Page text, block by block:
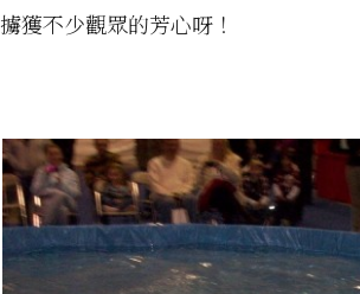
擄獲不少觀眾的芳心呀！